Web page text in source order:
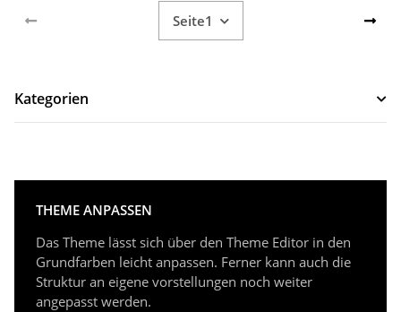
Seite1
Kategorien
THEME ANPASSEN
Das Theme lässt sich über den Theme Editor in den
Grundfarben leicht anpassen. Ferner kann auch die
Struktur an eigene vorstellungen noch weiter
angepasst werden.